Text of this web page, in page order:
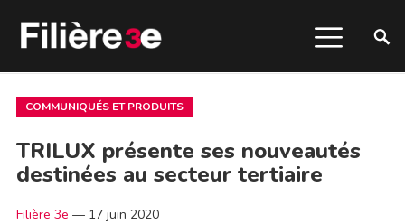
COMMUNIQUÉS ET PRODUITS
TRILUX présente ses nouveautés
destinées au secteur tertiaire
Filière 3e — 17 juin 2020